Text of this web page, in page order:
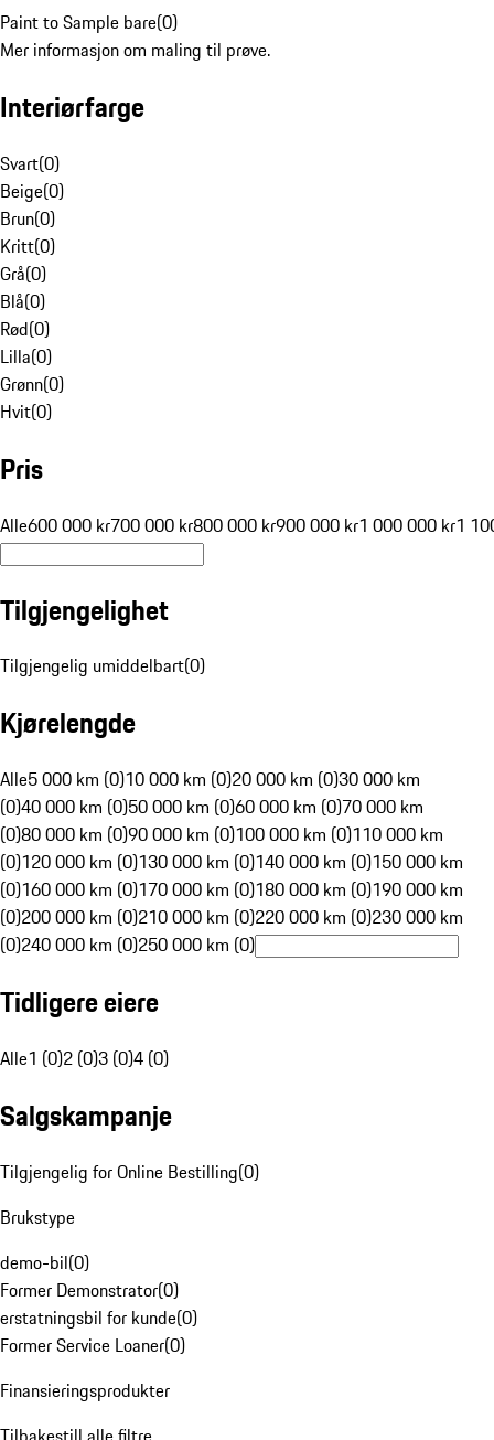
Paint to Sample bare(0)
Mer informasjon om maling til prøve.
Interiørfarge
Svart(0)
Beige(0)
Brun(0)
Kritt(0)
Grå(0)
Blå(0)
Rød(0)
Lilla(0)
Grønn(0)
Hvit(0)
Pris
Alle600 000 kr700 000 kr800 000 kr900 000 kr1 000 000 kr1
Tilgjengelighet
Tilgjengelig umiddelbart(0)
Kjørelengde
Alle5 000 km (0)10 000 km (0)20 000 km (0)30 000 km
(0)40 000 km (0)50 000 km (0)60 000 km (0)70 000 km
(0)80 000 km (0)90 000 km (0)100 000 km (0)110 000 km
(0)120 000 km (0)130 000 km (0)140 000 km (0)150 000 km
(0)160 000 km (0)170 000 km (0)180 000 km (0)190 000 km
(0)200 000 km (0)210 000 km (0)220 000 km (0)230 000 km
(0)240 000 km (0)250 000 km (0)
Tidligere eiere
Alle1 (0)2 (0)3 (0)4 (0)
Salgskampanje
Tilgjengelig for Online Bestilling(0)
Brukstype
demo-bil(0)
Former Demonstrator(0)
erstatningsbil for kunde(0)
Former Service Loaner(0)
Finansieringsprodukter